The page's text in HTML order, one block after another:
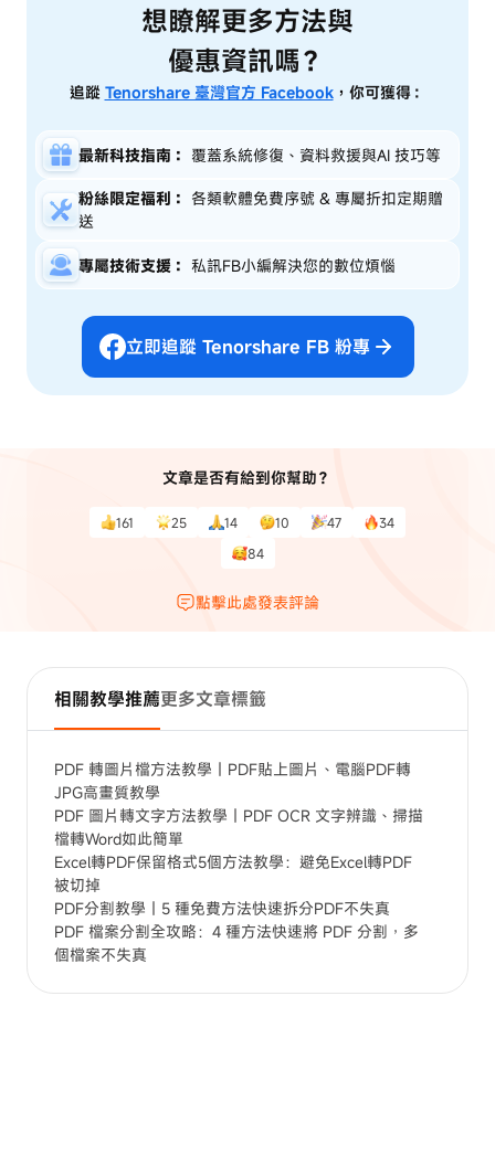
想瞭解更多方法與
優惠資訊嗎？
追蹤 Tenorshare 臺灣官方 Facebook，你可獲得：
最新科技指南： 覆蓋系統修復、資料救援與AI 技巧等
粉絲限定福利： 各類軟體免費序號 & 專屬折扣定期贈
送
專屬技術支援： 私訊FB小編解決您的數位煩惱
立即追蹤 Tenorshare FB 粉專
文章是否有給到你幫助？
161 25 14 10 47
34
84
點擊此處發表評論
相關教學推薦更多文章標籤
PDF 轉圖片檔方法教學｜PDF貼上圖片、電腦PDF轉
JPG高畫質教學
PDF 圖片轉文字方法教學｜PDF OCR 文字辨識、掃描
檔轉Word如此簡單
Excel轉PDF保留格式5個方法教學：避免Excel轉PDF
被切掉
PDF分割教學｜5 種免費方法快速拆分PDF不失真
PDF 檔案分割全攻略：4 種方法快速將 PDF 分割，多
個檔案不失真